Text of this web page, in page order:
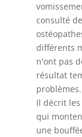
consulté
différents
n'ont pas
résultat
problèmes.
Il décrit
qui
une